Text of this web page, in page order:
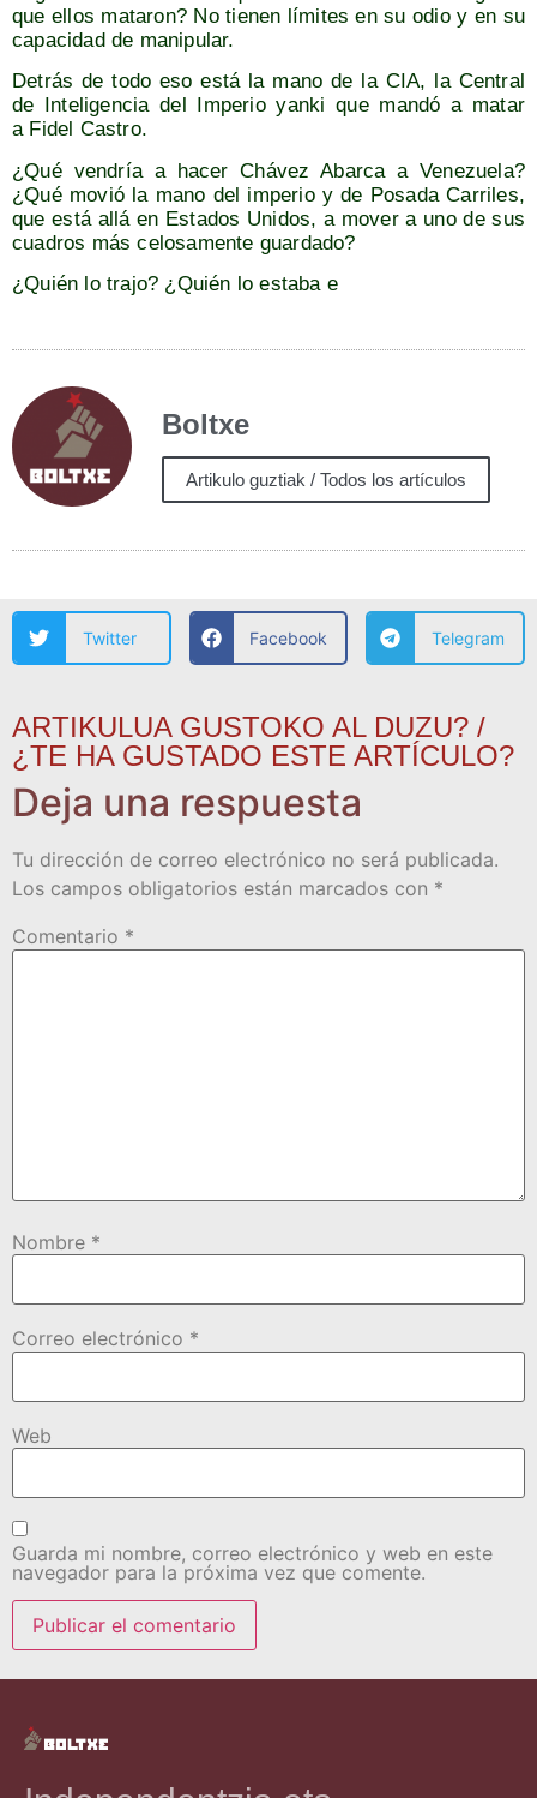
que ellos mata­ron? No tie­nen lími­tes en su odio y en su
capa­ci­dad de manipular.
Detrás de todo eso está la mano de la CIA, la Cen­tral
de Inte­li­gen­cia del Impe­rio yan­ki que man­dó a matar
a Fidel Castro.
¿Qué ven­dría a hacer Chá­vez Abar­ca a Vene­zue­la?
¿Qué movió la mano del impe­rio y de Posa­da Carri­les,
que está allá en Esta­dos Uni­dos, a mover a uno de sus
cua­dros más celo­sa­men­te guardado?
¿Quién lo tra­jo? ¿Quién lo esta­ba e
Boltxe
Artikulo guztiak / Todos los artículos
Twitter Facebook Telegram
ARTIKULUA GUSTOKO AL DUZU? /
¿TE HA GUSTADO ESTE ARTÍCULO?
Deja una respuesta
Tu dirección de correo electrónico no será publicada.
Los campos obligatorios están marcados con *
Comentario *
Nombre *
Correo electrónico *
Web
Guarda mi nombre, correo electrónico y web en este
navegador para la próxima vez que comente.